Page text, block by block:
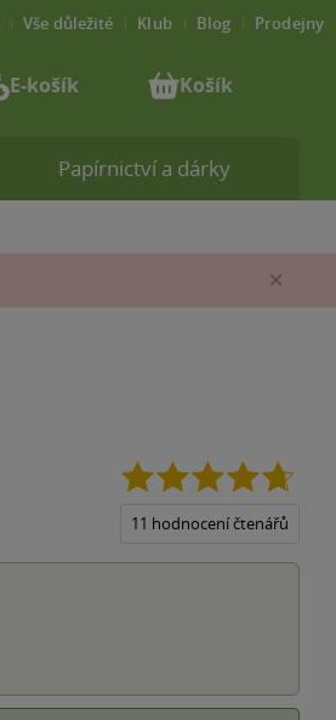
11 hodnocení čtenářů
Papírnictví a dárky
Vše důležité Klub Blog Prodejny
E-košík Košík